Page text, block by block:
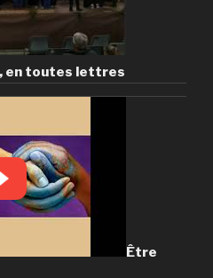
en toutes lettres
Être